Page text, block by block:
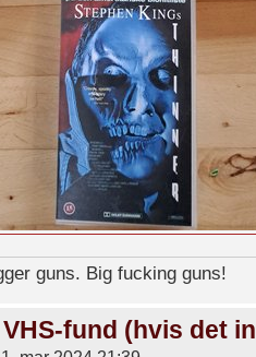
guns. Big fucking guns!
fund (hvis det